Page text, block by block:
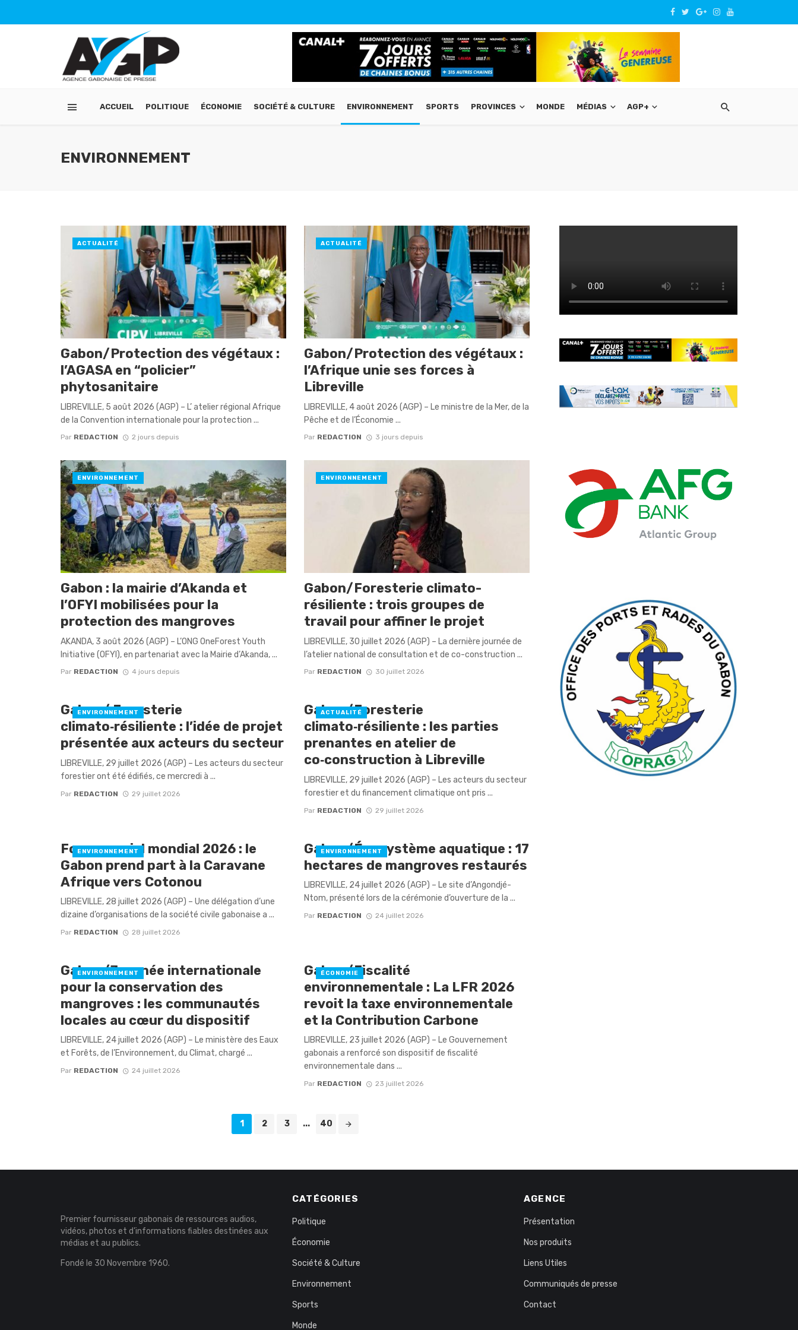
ACCUEIL POLITIQUE ÉCONOMIE SOCIÉTÉ & CULTURE ENVIRONNEMENT SPORTS PROVINCES MONDE MÉDIAS AGP+
ENVIRONNEMENT
Gabon/Protection des végétaux :
l’AGASA en “policier”
phytosanitaire
​LIBREVILLE, 5 août 2026 (AGP) – L’ atelier régional Afrique
de la Convention internationale pour la protection ...
Par REDACTION 2 jours depuis
ACTUALITÉ
Gabon/Protection des végétaux :
l’Afrique unie ses forces à
Libreville
LIBREVILLE, 4 août 2026 (AGP) – Le ministre de la Mer, de la
Pêche et de l’Économie ...
Par REDACTION 3 jours depuis
ACTUALITÉ
Gabon : la mairie d’Akanda et
l’OFYI mobilisées pour la
protection des mangroves
AKANDA, 3 août 2026 (AGP) – L’ONG OneForest Youth
Initiative (OFYI), en partenariat avec la Mairie d’Akanda, ...
Par REDACTION 4 jours depuis
ENVIRONNEMENT
Gabon/Foresterie climato-
résiliente : trois groupes de
travail pour affiner le projet
​LIBREVILLE, 30 juillet 2026 (AGP) – La dernière journée de
l’atelier national de consultation et de co-construction ...
Par REDACTION 30 juillet 2026
ENVIRONNEMENT
Gabon/ Foresterie
climato‑résiliente : l’idée de projet
présentée aux acteurs du secteur
LIBREVILLE, 29 juillet 2026 (AGP) – Les acteurs du secteur
forestier ont été édifiés, ce mercredi à ...
Par REDACTION 29 juillet 2026
ENVIRONNEMENT
Gabon/Foresterie
climato‑résiliente : les parties
prenantes en atelier de
co‑construction à Libreville
LIBREVILLE, 29 juillet 2026 (AGP) – Les acteurs du secteur
forestier et du financement climatique ont pris ...
Par REDACTION 29 juillet 2026
ACTUALITÉ
Forum social mondial 2026 : le
Gabon prend part à la Caravane
Afrique vers Cotonou
LIBREVILLE, 28 juillet 2026 (AGP) – Une délégation d’une
dizaine d’organisations de la société civile gabonaise a ...
Par REDACTION 28 juillet 2026
ENVIRONNEMENT
​Gabon/Écosystème aquatique : 17
hectares de mangroves restaurés
​LIBREVILLE, 24 juillet 2026 (AGP) – Le site d’Angondjé-
Ntom, présenté lors de la cérémonie d’ouverture de la ...
Par REDACTION 24 juillet 2026
ENVIRONNEMENT
Gabon/Journée internationale
pour la conservation des
mangroves : les communautés
locales au cœur du dispositif
LIBREVILLE, 24 juillet 2026 (AGP) – Le ministère des Eaux
et Forêts, de l’Environnement, du Climat, chargé ...
Par REDACTION 24 juillet 2026
ENVIRONNEMENT
Gabon/Fiscalité
environnementale : La LFR 2026
revoit la taxe environnementale
et la Contribution Carbone
LIBREVILLE, 23 juillet 2026 (AGP) – Le Gouvernement
gabonais a renforcé son dispositif de fiscalité
environnementale dans ...
Par REDACTION 23 juillet 2026
ÉCONOMIE
1 2 3 ... 40
Premier fournisseur gabonais de ressources audios,
vidéos, photos et d’informations fiables destinées aux
médias et au publics.
Fondé le 30 Novembre 1960.
CATÉGORIES
Politique
Économie
Société & Culture
Environnement
Sports
Monde
AGENCE
Présentation
Nos produits
Liens Utiles
Communiqués de presse
Contact